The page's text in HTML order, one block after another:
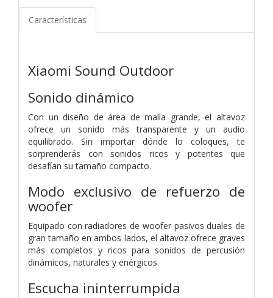
Características
Xiaomi Sound Outdoor
Sonido dinámico
Con un diseño de área de malla grande, el altavoz
ofrece un sonido más transparente y un audio
equilibrado. Sin importar dónde lo coloques, te
sorprenderás con sonidos ricos y potentes que
desafían su tamaño compacto.
Modo exclusivo de refuerzo de
woofer
Equipado con radiadores de woofer pasivos duales de
gran tamaño en ambos lados, el altavoz ofrece graves
más completos y ricos para sonidos de percusión
dinámicos, naturales y enérgicos.
Escucha ininterrumpida